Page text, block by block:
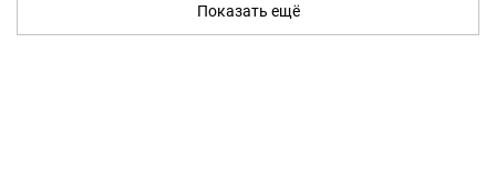
Показать ещё